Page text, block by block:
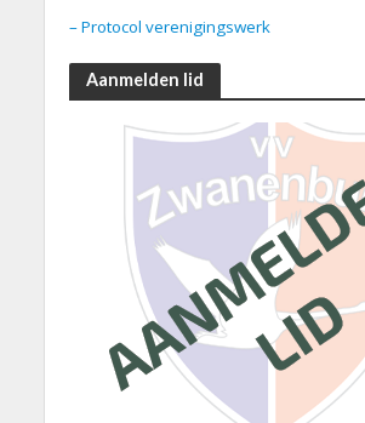
– Protocol verenigingswerk
Aanmelden lid